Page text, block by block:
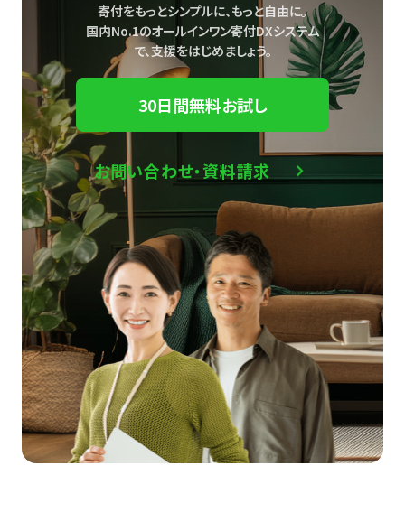
寄付をもっとシンプルに、もっと自由に。
国内No.1のオールインワン寄付DXシステム
で、支援をはじめましょう。
30日間無料お試し
お問い合わせ・資料請求